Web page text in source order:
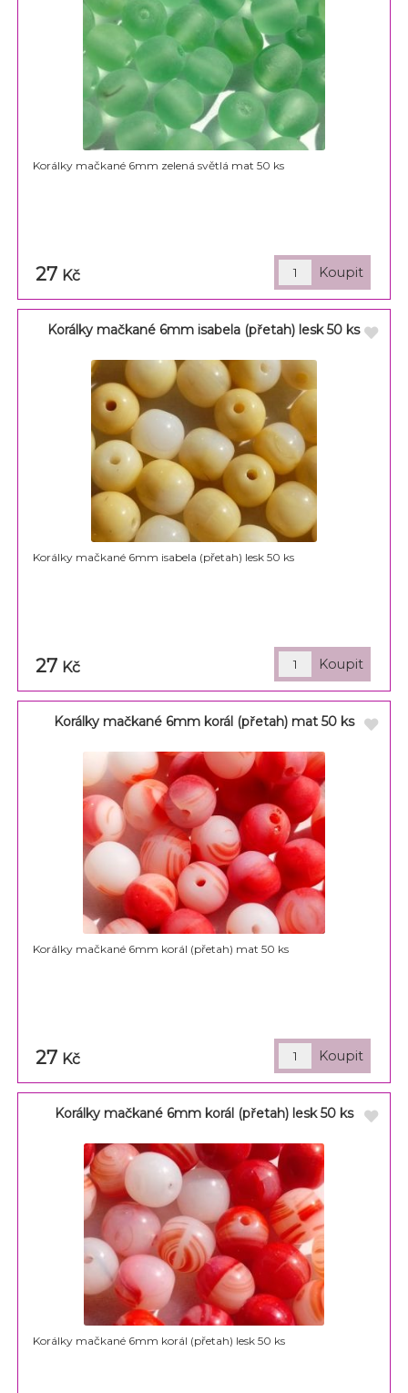
Korálky mačkané 6mm zelená světlá mat 50 ks
27 Kč
Korálky mačkané 6mm isabela (přetah) lesk 50 ks
Korálky mačkané 6mm isabela (přetah) lesk 50 ks
27 Kč
Korálky mačkané 6mm korál (přetah) mat 50 ks
Korálky mačkané 6mm korál (přetah) mat 50 ks
27 Kč
Korálky mačkané 6mm korál (přetah) lesk 50 ks
Korálky mačkané 6mm korál (přetah) lesk 50 ks